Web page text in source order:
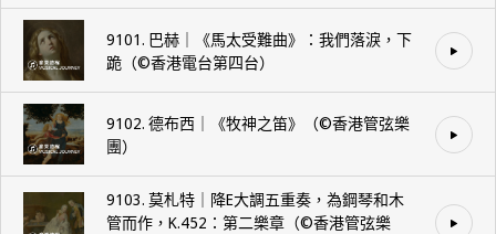
9101. 巴赫｜《馬太受難曲》：我們落淚，下
跪（©️香港電台第四台）
9102. 德布西｜《牧神之笛》（©️香港管弦樂
團）
9103. 莫札特｜降E大調五重奏，為鋼琴和木
管而作，K.452：第二樂章（©️香港管弦樂